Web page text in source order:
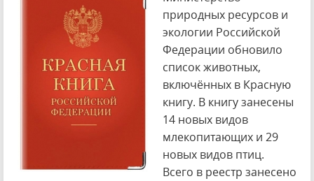
природных ресурсов и
экологии Российской
Федерации обновило
список животных,
включённых в Красную
книгу. В книгу занесены
14 новых видов
млекопитающих и 29
новых видов птиц.
Всего в реестр занесено